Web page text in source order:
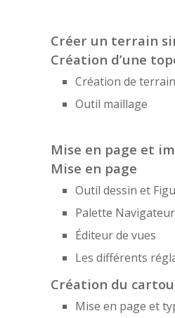
Créer un terrain
Création d’une
Création de
Outil maillage
Mise en page et
Mise en page
Outil dessin et
Palette
Éditeur de vues
Les différents
Création du
Mise en page et